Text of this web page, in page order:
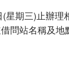
期三)止辦理
問站名稱及地